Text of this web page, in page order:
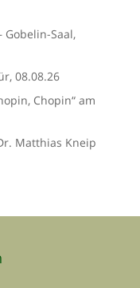
Gobelin-Saal,
08.08.26
Chopin“ am
Matthias Kneip